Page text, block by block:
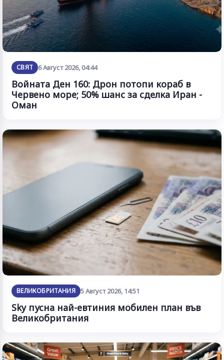
СВЯТ 6 Август 2026, 04:44
Войната Ден 160: Дрон потопи кораб в
Червено море; 50% шанс за сделка Иран -
Оман
ВЕЛИКОБРИТАНИЯ 5 Август 2026, 14:51
Sky пусна най-евтиния мобилен план във
Великобритания